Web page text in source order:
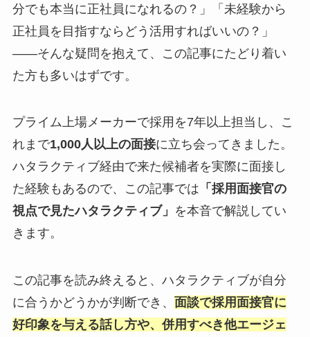
分でも本当に正社員になれるの？」「未経験から
正社員を目指すならどう活用すればいいの？」
——そんな疑問を抱えて、この記事にたどり着い
た方も多いはずです。
プライム上場メーカーで採用を7年以上担当し、こ
れまで1,000人以上の面接に立ち会ってきました。
ハタラクティブ経由で来た候補者を実際に面接し
た経験もあるので、この記事では 「採用面接官の
視点で見たハタラクティブ」 を本音で解説してい
きます。
この記事を読み終えると、ハタラクティブが自分
に合うかどうかが判断でき、 面談で採用面接官に
好印象を与える話し方や、併用すべき他エージェ